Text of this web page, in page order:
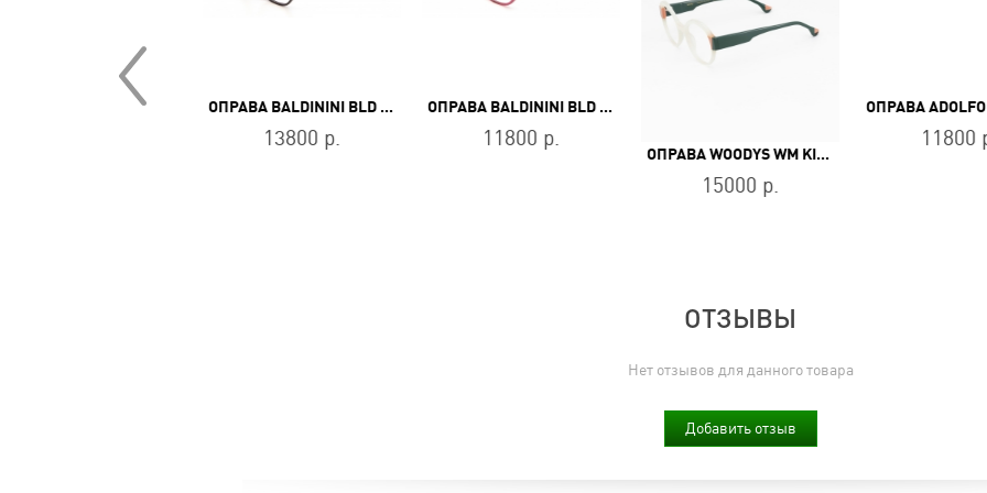
ОПРАВА BALDININI BLD 2364 PF 304
13800 р.
ОПРАВА BALDININI BLD 2242 PF 504
11800 р.
ОПРАВА WOODYS WM KILDA 06
15000 р.
11800
ОТЗЫВЫ
Нет отзывов для данного товара
Добавить отзыв